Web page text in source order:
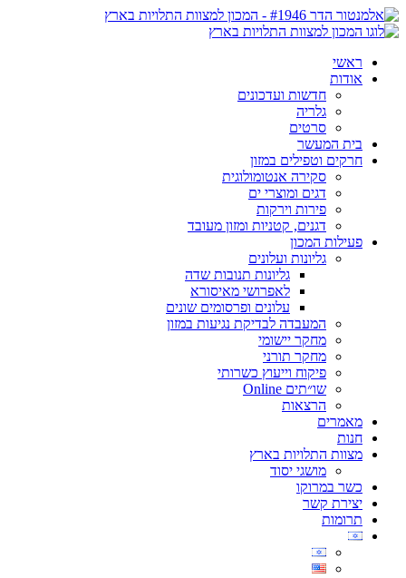
ראשי
אודות
חדשות ועדכונים
גלריה
סרטים
בית המעשר
חרקים וטפילים במזון
סקירה אנטומולוגית
דגים ומוצרי ים
פירות וירקות
דגנים, קטניות ומזון מעובד
פעילות המכון
גליונות ועלונים
גליונות תנובות שדה
לאפרושי מאיסורא
עלונים ופרסומים שונים
המעבדה לבדיקת נגיעות במזון
מחקר יישומי
מחקר תורני
פיקוח וייעוץ כשרותי
שו״תים Online
הרצאות
מאמרים
חנות
מצוות התלויות בארץ
מושגי יסוד
כשר במרוקו
יצירת קשר
תרומות